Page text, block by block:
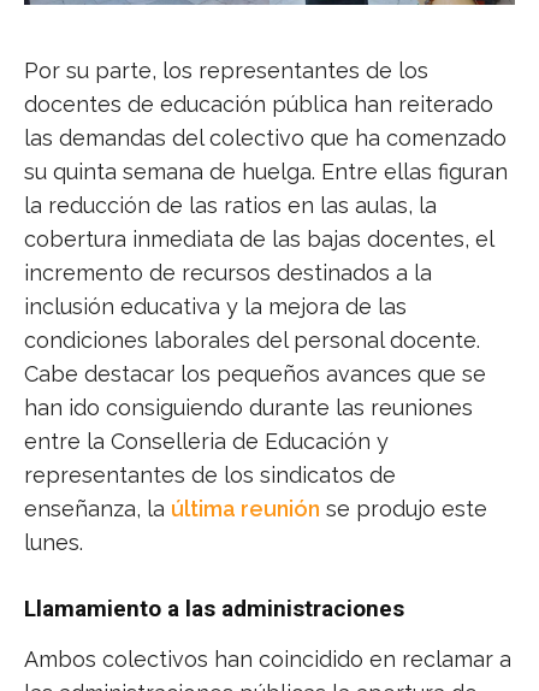
Por su parte, los representantes de los
docentes de educación pública han reiterado
las demandas del colectivo que ha comenzado
su quinta semana de huelga. Entre ellas figuran
la reducción de las ratios en las aulas, la
cobertura inmediata de las bajas docentes, el
incremento de recursos destinados a la
inclusión educativa y la mejora de las
condiciones laborales del personal docente.
Cabe destacar los pequeños avances que se
han ido consiguiendo durante las reuniones
entre la Conselleria de Educación y
representantes de los sindicatos de
enseñanza, la última reunión se produjo este
lunes.
Llamamiento a las administraciones
Ambos colectivos han coincidido en reclamar a